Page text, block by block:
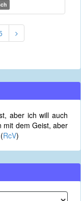
aber ich will auch
mit dem Geist, aber
RcV)